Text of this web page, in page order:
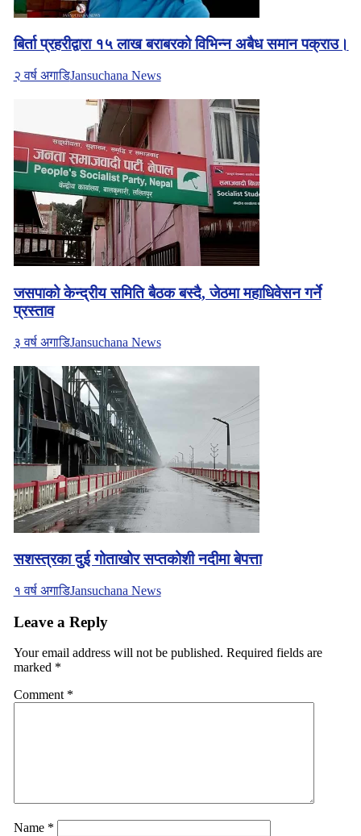
बिर्ता प्रहरीद्वारा १५ लाख बराबरको विभिन्न अबैध समान पक्राउ।
२ वर्ष अगाडिJansuchana News
जसपाको केन्द्रीय समिति बैठक बस्दै, जेठमा महाधिवेसन गर्ने
प्रस्ताव
३ वर्ष अगाडिJansuchana News
सशस्त्रका दुई गोताखोर सप्तकोशी नदीमा बेपत्ता
१ वर्ष अगाडिJansuchana News
Leave a Reply
Your email address will not be published. Required fields are
marked *
Comment *
Name *